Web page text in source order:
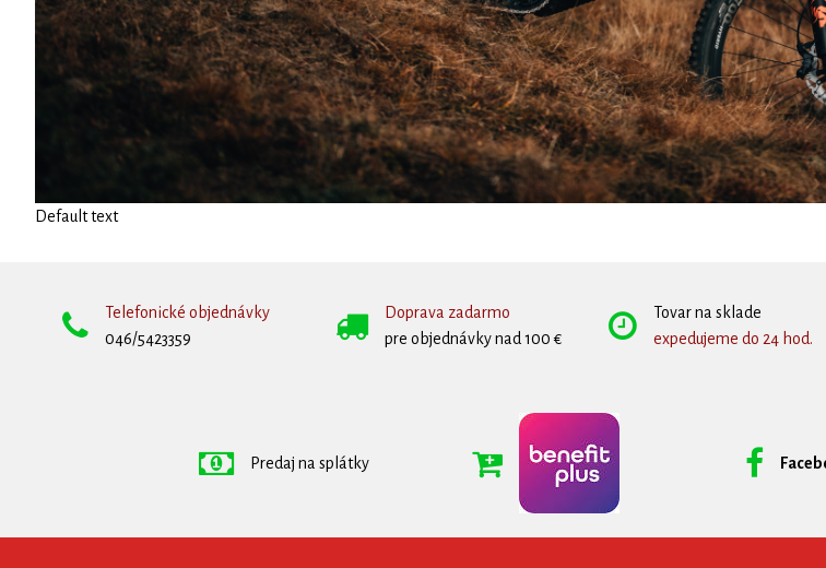
Default text
Telefonické objednávky
046/5423359
Doprava zadarmo
pre objednávky nad 100 €
Tovar na sklade
expedujeme do 24 hod.
Predaj na splátky